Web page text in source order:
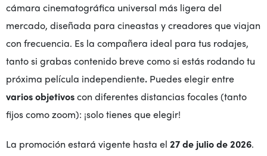
cámara cinematográfica universal más ligera del
mercado, diseñada para cineastas y creadores que viajan
con frecuencia. Es la compañera ideal para tus rodajes,
tanto si grabas contenido breve como si estás rodando tu
próxima película independiente. Puedes elegir entre
varios objetivoscon diferentes distancias focales (tanto
fijos como zoom): ¡solo tienes que elegir!
La promoción estará vigente hasta el 27 de julio de 2026.